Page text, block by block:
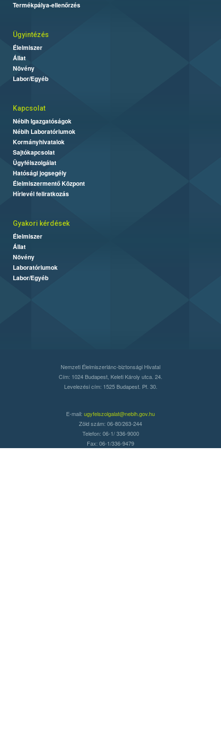
Termékpálya-ellenőrzés
Ügyintézés
Élelmiszer
Állat
Növény
Labor/Egyéb
Kapcsolat
Nébih Igazgatóságok
Nébih Laboratóriumok
Kormányhivatalok
Sajtókapcsolat
Ügyfélszolgálat
Hatósági jogsegély
Élelmiszermentő Központ
Hírlevél feliratkozás
Gyakori kérdések
Élelmiszer
Állat
Növény
Laboratóriumok
Labor/Egyéb
Nemzeti Élelmiszerlánc-biztonsági Hivatal
Cím: 1024 Budapest, Keleti Károly utca. 24.
Levelezési cím: 1525 Budapest. Pf. 30.
E-mail: ugyfelszolgalat@nebih.gov.hu
Zöld szám: 06-80/263-244
Telefon: 06-1/ 336-9000
Fax: 06-1/336-9479